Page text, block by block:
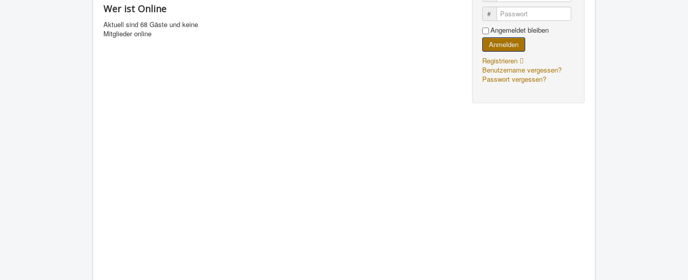
Wer ist Online
Aktuell sind 68 Gäste und keine
Mitglieder online
Passwort
Angemeldet bleiben
Anmelden
Registrieren
Benutzername vergessen?
Passwort vergessen?